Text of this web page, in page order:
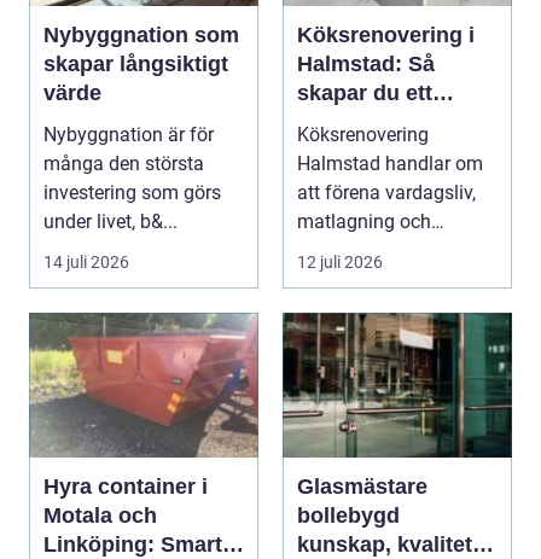
Nybyggnation som
skapar långsiktigt
värde
Nybyggnation är för
många den största
investering som görs
under livet, b&...
14 juli 2026
Köksrenovering i
Halmstad: Så
skapar du ett
funktionellt och
trivsamt kök
Köksrenovering
Halmstad handlar om
att förena vardagsliv,
matlagning och
umgänge i et...
12 juli 2026
Hyra container i
Motala och
Linköping: Smart
Glasmästare
bollebygd
kunskap, kvalitet